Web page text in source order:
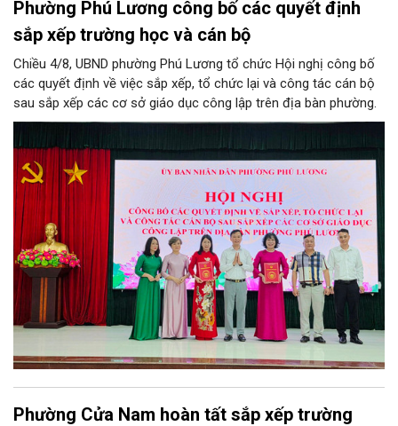
Phường Phú Lương công bố các quyết định
sắp xếp trường học và cán bộ
Chiều 4/8, UBND phường Phú Lương tổ chức Hội nghị công bố
các quyết định về việc sắp xếp, tổ chức lại và công tác cán bộ
sau sắp xếp các cơ sở giáo dục công lập trên địa bàn phường.
Phường Cửa Nam hoàn tất sắp xếp trường